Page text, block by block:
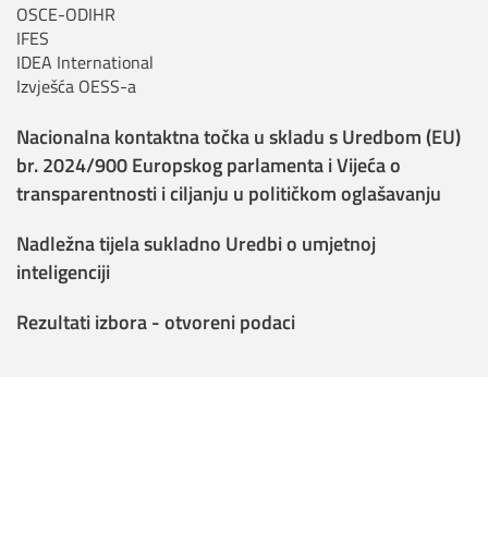
OSCE-ODIHR
IFES
IDEA International
Izvješća OESS-a
Nacionalna kontaktna točka u skladu s Uredbom (EU)
br. 2024/900 Europskog parlamenta i Vijeća o
transparentnosti i ciljanju u političkom oglašavanju
Nadležna tijela sukladno Uredbi o umjetnoj
inteligenciji
Rezultati izbora - otvoreni podaci